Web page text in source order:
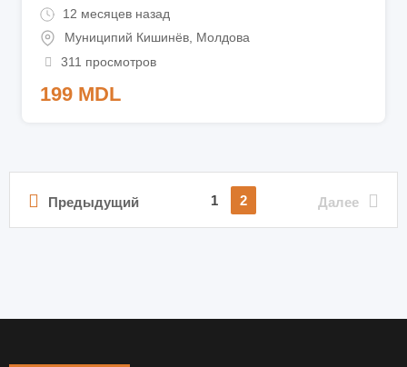
12 месяцев назад
Муниципий Кишинёв Молдова
311 просмотров
199 MDL
Предыдущий 1 2 Далее